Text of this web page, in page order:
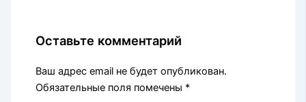
Оставьте комментарий
Ваш адрес email не будет опубликован.
Обязательные поля помечены *